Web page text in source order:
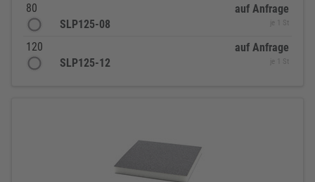
80
SLP125-08
auf Anfrage
je 1 St
120
SLP125-12
auf Anfrage
je 1 St